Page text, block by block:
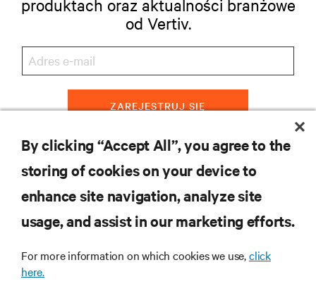
produktach oraz aktualności branżowe
od Vertiv.
ZAREJESTRUJ SIĘ
WSPARCIE
O NAS
By clicking “Accept All”, you agree to the
storing of cookies on your device to
enhance site navigation, analyze site
usage, and assist in our marketing efforts.
For more information on which cookies we use,click
here.